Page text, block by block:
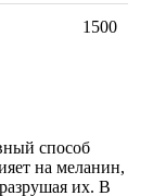
1500
способ
на меланин,
их. В